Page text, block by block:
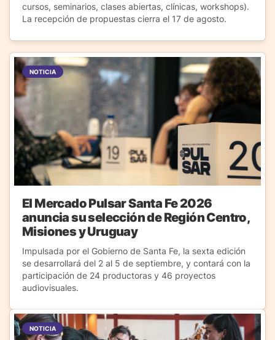
cursos, seminarios, clases abiertas, clínicas, workshops).
La recepción de propuestas cierra el 17 de agosto.
NOTICIA
El Mercado Pulsar Santa Fe 2026
anuncia su selección de Región Centro,
Misiones y Uruguay
Impulsada por el Gobierno de Santa Fe, la sexta edición
se desarrollará del 2 al 5 de septiembre, y contará con la
participación de 24 productoras y 46 proyectos
audiovisuales.
NOTICIA